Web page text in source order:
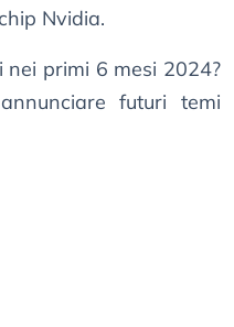
Nvidia.
nei primi 6 mesi 2024?
futuri temi